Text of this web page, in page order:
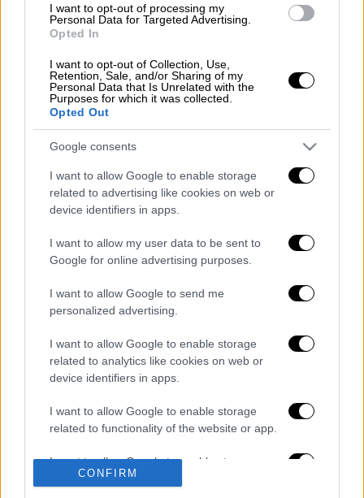
I want to opt-out of processing my
Personal Data for Targeted Advertising.
Opted In
I want to opt-out of Collection, Use,
Retention, Sale, and/or Sharing of my
Personal Data that Is Unrelated with the
Purposes for which it was collected.
Opted Out
Google consents
I want to allow Google to enable storage
related to advertising like cookies on web or
device identifiers in apps.
I want to allow my user data to be sent to
Google for online advertising purposes.
I want to allow Google to send me
personalized advertising.
I want to allow Google to enable storage
related to analytics like cookies on web or
device identifiers in apps.
I want to allow Google to enable storage
related to functionality of the website or app.
I want to allow Google to enable storage
related to personalization.
CONFIRM
Δείτε το βίντεο
Διαβάστε ακόμη
Kadebostany στο ethnos.gr: «Κάποτε
πίστευα ότι το να είσαι outsider ήταν
«Χωρίς σκηνές και κουβέρτες σε ακραίες
θερμοκρασίες»: Σε δραματικές συνθήκες
Η ΕΛΑΣ διαψεύδει το περιστατικό με
πρόταση για σεξουαλική συνεύρεση